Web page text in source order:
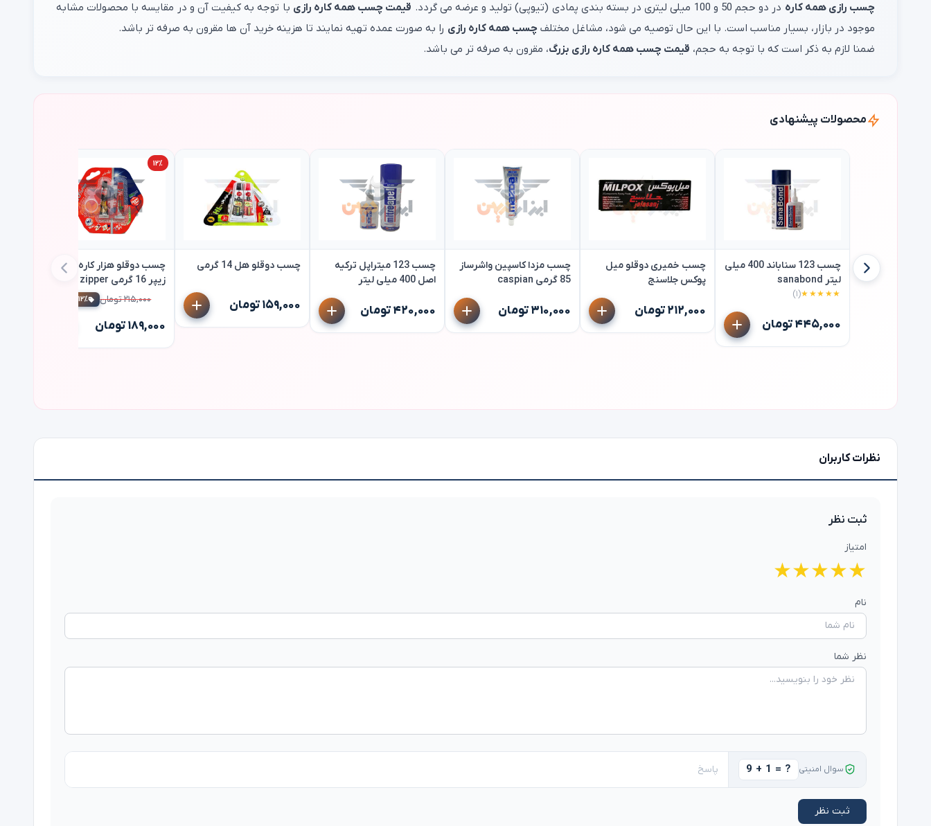
چسب رازی همه کاره در دو حجم 50 و 100 میلی لیتری در بسته بندی پمادی (تیوپی) تولید و عرضه می گردد. قیمت چسب همه کاره رازی با توجه به کیفیت آن و در مقایسه با محصولات مشابه
موجود در بازار، بسیار مناسب است. با این حال توصیه می شود، مشاغل مختلف چسب همه کاره رازی را به صورت عمده تهیه نمایند تا هزینه خرید آن ها مقرون به صرفه تر باشد.
ضمنا لازم به ذکر است که با توجه به حجم، قیمت چسب همه کاره رازی بزرگ، مقرون به صرفه تر می باشد.
محصولات پیشنهادی
چسب 123 سناباند 400 میلی
لیتر sanabond
★★★★★(۱)
۴۴۵,۰۰۰ تومان
چسب خمیری دوقلو میل
پوکس جلاسنج
۲۱۲,۰۰۰ تومان
چسب مزدا کاسپین واشرساز
85 گرمی caspian
۳۱۰,۰۰۰ تومان
چسب 123 میتراپل ترکیه
اصل 400 میلی لیتر
۴۲۰,۰۰۰ تومان
چسب دوقلو هل 14 گرمی
۱۵۹,۰۰۰ تومان
۱۲٪
چسب دوقلو هزار کاره مات
زیپر 16 گرمی zipper
۲۱۵,۰۰۰ تومان ۱۲٪ تخفیف
۱۸۹,۰۰۰ تومان
نظرات کاربران
ثبت نظر
امتیاز
★
★
★
★
★
نام
نظر شما
سوال امنیتی 9 + 1 = ?
ثبت نظر